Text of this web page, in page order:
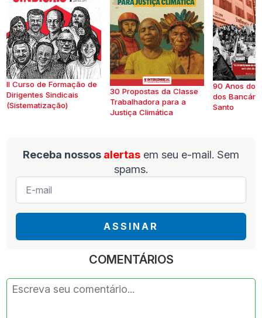
II Curso de Formação de
Dirigentes Sindicais
(Sistematização)
30 Propostas da Classe
Trabalhadora para a
Justiça Climática
90 Anos do
dos
Santo
Receba nossos alertas em seu e-mail. Sem
spams.
E-
mail
ASSINAR
COMENTÁRIOS